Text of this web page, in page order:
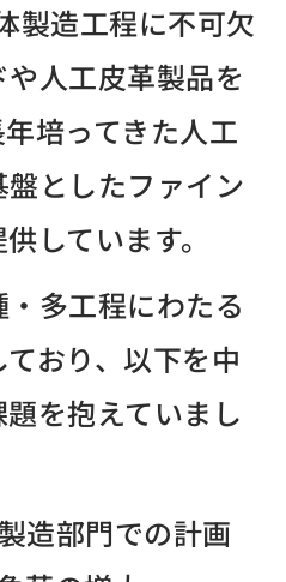
製造工程に不可欠
人工皮革製品を
培ってきた人工
としたファイン
しています。
多工程にわたる
おり、以下を中
を抱えていまし
造部門での計画